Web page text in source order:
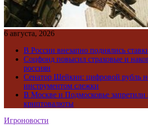
6 августа, 2026
В России внезапно поднялись
Соцфонд повысил страховые и
россиян
Сенатор Шейкин: цифровой рубль
инструментом слежки
В Москве и Подмосковье
криптовалюты
Игроновости